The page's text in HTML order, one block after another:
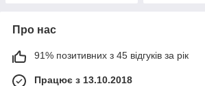
Про нас
91% позитивних з 45 відгуків за рік
Працює з 13.10.2018